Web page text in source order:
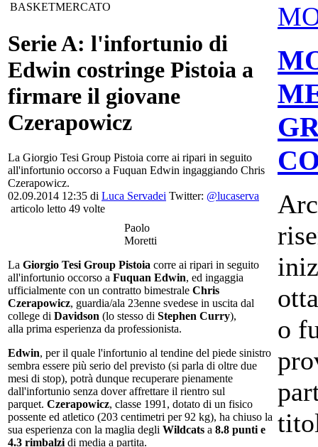
BASKETMERCATO
Serie A: l'infortunio di
Edwin costringe Pistoia a
firmare il giovane
Czerapowicz
La Giorgio Tesi Group Pistoia corre ai ripari in seguito
all'infortunio occorso a Fuquan Edwin ingaggiando Chris
Czerapowicz.
02.09.2014 12:35 di Luca Servadei Twitter: @lucaserva
articolo letto 49 volte
Paolo
Moretti
La Giorgio Tesi Group Pistoia corre ai ripari in seguito
all'infortunio occorso a Fuquan Edwin, ed ingaggia
ufficialmente con un contratto bimestrale Chris
Czerapowicz, guardia/ala 23enne svedese in uscita dal
college di Davidson (lo stesso di Stephen Curry),
alla prima esperienza da professionista.
Edwin, per il quale l'infortunio al tendine del piede sinistro
sembra essere più serio del previsto (si parla di oltre due
mesi di stop), potrà dunque recuperare pienamente
dall'infortunio senza dover affrettare il rientro sul
parquet. Czerapowicz, classe 1991, dotato di un fisico
possente ed atletico (203 centimetri per 92 kg), ha chiuso la
sua esperienza con la maglia degli Wildcats a 8.8 punti e
4.3 rimbalzi di media a partita.
o